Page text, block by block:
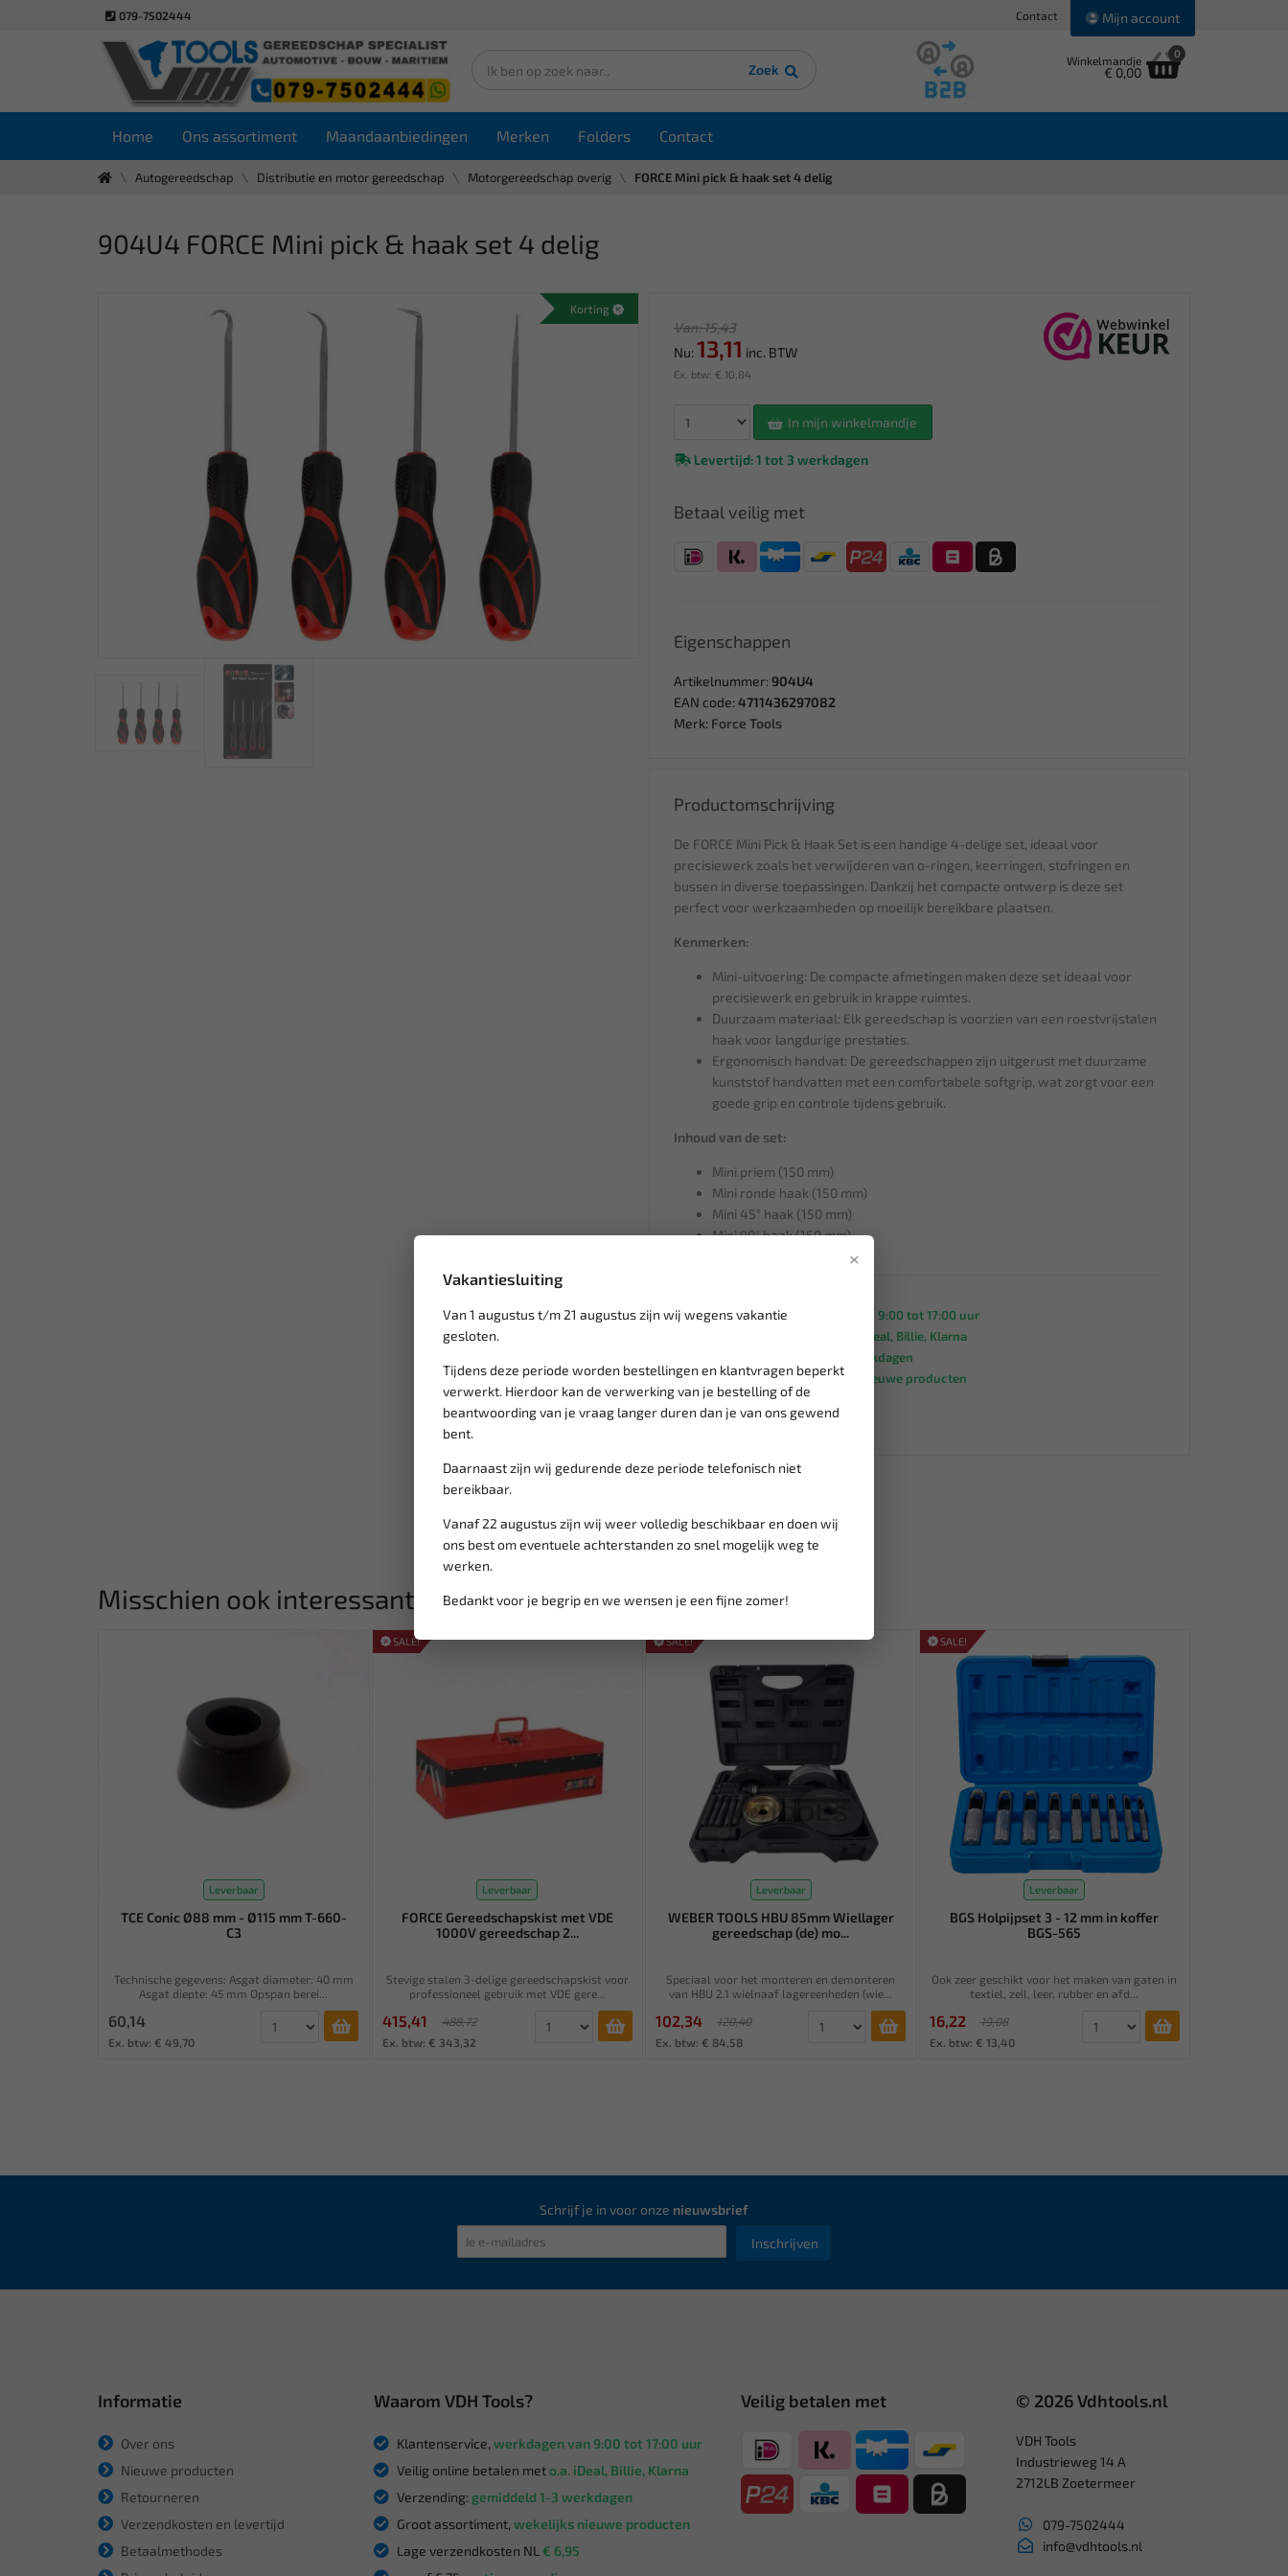
079-7502444 Contact Mijn account
Zoek
Winkelmandje
€ 0,00
0
Home Ons assortiment Maandaanbiedingen Merken Folders Contact
Autogereedschap Distributie en motor gereedschap Motorgereedschap overig FORCE Mini pick & haak set 4 delig
×
Vakantiesluiting
Van 1 augustus t/m 21 augustus zijn wij wegens vakantie
gesloten.
Tijdens deze periode worden bestellingen en klantvragen beperkt
verwerkt. Hierdoor kan de verwerking van je bestelling of de
beantwoording van je vraag langer duren dan je van ons gewend
bent.
Daarnaast zijn wij gedurende deze periode telefonisch niet
bereikbaar.
Vanaf 22 augustus zijn wij weer volledig beschikbaar en doen wij
ons best om eventuele achterstanden zo snel mogelijk weg te
werken.
Bedankt voor je begrip en we wensen je een fijne zomer!
904U4 FORCE Mini pick & haak set 4 delig
Korting
Van: 15,43
Nu: 13,11 inc. BTW
Ex. btw: € 10,84
In mijn winkelmandje
Levertijd: 1 tot 3 werkdagen
Betaal veilig met
Eigenschappen
Artikelnummer: 904U4
EAN code: 4711436297082
Merk: Force Tools
Productomschrijving
De FORCE Mini Pick & Haak Set is een handige 4-delige set, ideaal voor
precisiewerk zoals het verwijderen van o-ringen, keerringen, stofringen en
bussen in diverse toepassingen. Dankzij het compacte ontwerp is deze set
perfect voor werkzaamheden op moeilijk bereikbare plaatsen.
Kenmerken:
Mini-uitvoering: De compacte afmetingen maken deze set ideaal voor
precisiewerk en gebruik in krappe ruimtes.
Duurzaam materiaal: Elk gereedschap is voorzien van een roestvrijstalen
haak voor langdurige prestaties.
Ergonomisch handvat: De gereedschappen zijn uitgerust met duurzame
kunststof handvatten met een comfortabele softgrip, wat zorgt voor een
goede grip en controle tijdens gebruik.
Inhoud van de set:
Mini priem (150 mm)
Mini ronde haak (150 mm)
Mini 45° haak (150 mm)
Mini 90° haak (150 mm)
Klantenservice, werkdagen van 9:00 tot 17:00 uur
o.a. iDeal, Billie, Klarna
gemiddeld 1-3 werkdagen
Groot assortiment,wekelijks nieuwe producten
Lage verzendkosten NL
vanaf € 75gratis verzending
Misschien ook interessant:
Leverbaar
TCE Conic Ø88 mm - Ø115 mm T-660-
C3
Technische gegevens: Asgat diameter: 40 mm
Asgat diepte: 45 mm Opspan berei...
60,14
Ex. btw: € 49,70
SALE!
Leverbaar
FORCE Gereedschapskist met VDE
1000V gereedschap 2...
Stevige stalen 3-delige gereedschapskist voor
professioneel gebruik met VDE gere...
415,41
488,72
Ex. btw: € 343,32
SALE!
Leverbaar
WEBER TOOLS HBU 85mm Wiellager
gereedschap (de) mo...
Speciaal voor het monteren en demonteren
van HBU 2.1 wielnaaf lagereenheden (wie...
102,34
120,40
Ex. btw: € 84,58
SALE!
Leverbaar
BGS Holpijpset 3 - 12 mm in koffer
BGS-565
Ook zeer geschikt voor het maken van gaten in
textiel, zeil, leer, rubber en afd...
16,22
19,08
Ex. btw: € 13,40
Schrijf je in voor onze nieuwsbrief
Inschrijven
Informatie
Over ons
Nieuwe producten
Retourneren
Verzendkosten en levertijd
Betaalmethodes
Waarom VDH Tools?
Klantenservice, werkdagen van 9:00 tot 17:00 uur
Veilig online betalen meto.a. iDeal, Billie, Klarna
Verzending: gemiddeld 1-3 werkdagen
Groot assortiment, wekelijks nieuwe producten
Lage verzendkosten NL € 6,95
Veilig betalen met © 2026 Vdhtools.nl
VDH Tools
Industrieweg 14 A
2712LB Zoetermeer
079-7502444
info@vdhtools.nl